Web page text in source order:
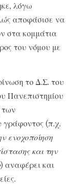
λόγω
αποφάσισε να
στα κομμάτια
του νόμου με
το Δ.Σ. του
Πανεπιστημίου
των
(π.χ.
ενοχοποίηση
και την
) αναφέρει και